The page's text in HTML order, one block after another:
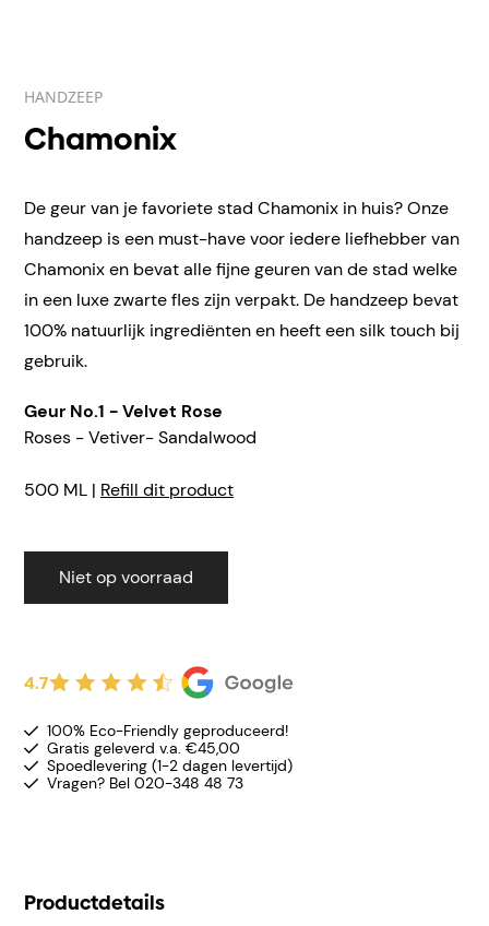
HANDZEEP
Chamonix
De geur van je favoriete stad Chamonix in huis? Onze
handzeep is een must-have voor iedere liefhebber van
Chamonix en bevat alle fijne geuren van de stad welke
in een luxe zwarte fles zijn verpakt. De handzeep bevat
100% natuurlijk ingrediënten en heeft een silk touch bij
gebruik.
Geur No.1 - Velvet Rose
Roses - Vetiver- Sandalwood
500 ML | Refill dit product
Niet op voorraad
4.7
100% Eco-Friendly geproduceerd!
Gratis geleverd v.a. €45,00
Spoedlevering (1-2 dagen levertijd)
Vragen? Bel 020-348 48 73
Productdetails